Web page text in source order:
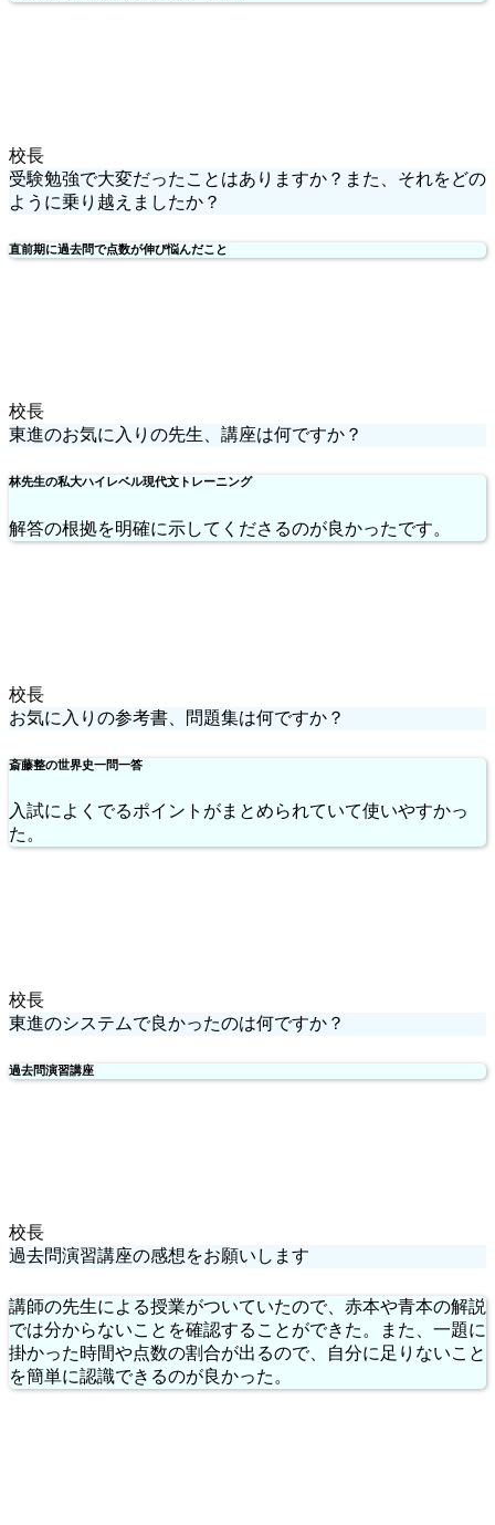
校長
受験勉強で大変だったことはありますか？また、それをどの
ように乗り越えましたか？
直前期に過去問で点数が伸び悩んだこと
校長
東進のお気に入りの先生、講座は何ですか？
林先生の私大ハイレベル現代文トレーニング
解答の根拠を明確に示してくださるのが良かったです。
校長
お気に入りの参考書、問題集は何ですか？
斎藤整の世界史一問一答
入試によくでるポイントがまとめられていて使いやすかっ
た。
校長
東進のシステムで良かったのは何ですか？
過去問演習講座
校長
過去問演習講座の感想をお願いします
講師の先生による授業がついていたので、赤本や青本の解説
では分からないことを確認することができた。また、一題に
掛かった時間や点数の割合が出るので、自分に足りないこと
を簡単に認識できるのが良かった。